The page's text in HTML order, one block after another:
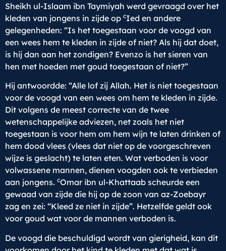
Sheikh ul-Islaam ibn Taymiyah werd gevraagd over het
kleden van jongens in zijde op cIed en andere
gelegenheden: “Is het toegestaan voor de voogd van
een wees hem te kleden in zijde of niet? Als hij dat doet,
is hij dan aan het zondigen? Evenzo is het sieren van
hen met hoeden met goud toegestaan of niet?”
Hij antwoordde: “Alle lof zij Allah. Het is niet toegestaan
voor de voogd van een wees om hem te kleden in zijde.
Dit volgens de meest correcte van de twee
wetenschappelijke adviezen, net zoals het niet
toegestaan is voor hem om hem wijn te laten drinken of
hem dood vlees (vlees dat niet op de voorgeschreven
wijze is geslacht) te laten eten. Wat verboden is voor
volwassene mannen, dienen voogden ook te verbieden
aan jongens. cOmar ibn ul-Khattaab scheurde een
gewaad van zijde die hij op de zoon van az-Zoebayr
zag en zei: “Kleed ze niet in zijde”. Hetzelfde geldt ook
voor goud wat voor de mannen verboden is.
De voogd die beschuldigd wordt van gierigheid, kan dit